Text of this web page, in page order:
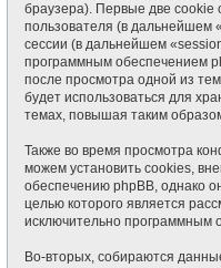
браузера). Первые две cookie
пользователя (в дальнейшем
сессии (в дальнейшем
программным обеспечением
после просмотра одной из
будет использоваться для
темах, повышая таким
Также во время просмотра
можем установить cookies,
обеспечению phpBB, однако
целью которого является
исключительно программным
Во-вторых, собираются